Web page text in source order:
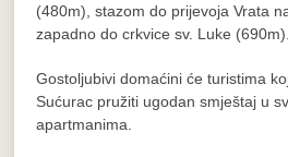
(480m), stazom do prijevoja Vrata
zapadno do crkvice sv. Luke (690m).
Gostoljubivi domaćini će turistima
Sućurac pružiti ugodan smještaj u
apartmanima.